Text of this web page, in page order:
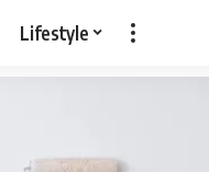
Lifestyle